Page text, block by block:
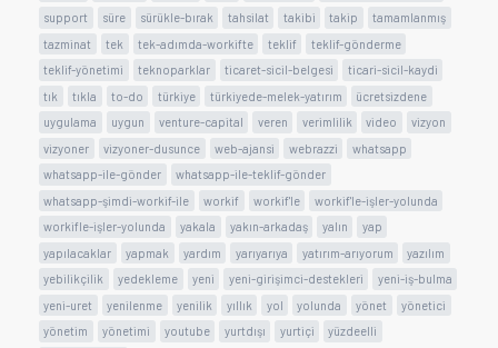
support
süre sürükle-bırak tahsilat takibi takip
tamamlanmış
tazminat
tek tek-adımda-workifte teklif
teklif-gönderme
teklif-yönetimi
teknoparklar ticaret-sicil-belgesi
ticari-sicil-kaydi
tık
tıkla to-do türkiye türkiyede-melek-yatırım
ücretsizdene
uygulama
uygun venture-capital veren verimlilik video
vizyon
vizyoner
vizyoner-dusunce web-ajansi webrazzi
whatsapp
whatsapp-ile-gönder
whatsapp-ile-teklif-gönder
whatsapp-şimdi-workif-ile
workif workif'le
workif'le-işler-yolunda
workifle-işler-yolunda
yakala yakın-arkadaş yalın
yap
yapılacaklar
yapmak yardım yarıyarıya yatırım-arıyorum
yazılım
yebilikçilik
yedekleme yeni yeni-girişimci-destekleri
yeni-iş-bulma
yeni-uret
yenilenme yenilik yıllık yol yolunda yönet
yönetici
yönetim
yönetimi youtube yurtdışı yurtiçi
yüzdeelli